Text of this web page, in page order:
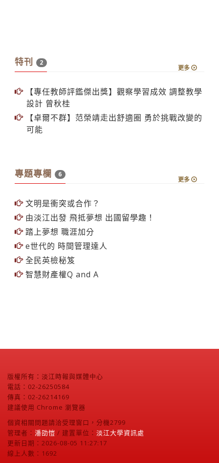
特刊 2
更多
【專任教師評鑑傑出獎】觀察學習成效 調整教學
設計 曾秋桂
【卓爾不群】范榮靖走出舒適圈 勇於挑戰改變的
可能
專題專欄 6
更多
文明是衝突或合作？
由淡江出發 飛抵夢想 出國留學趣！
踏上夢想 職涯加分
e世代的 時間管理達人
全民英檢秘笈
智慧財產權Q and A
版權所有：淡江時報與媒體中心
電話：02-26250584
傳真：02-26214169
建議使用 Chrome 瀏覽器
個資相關問題請洽受理窗口，分機2799
管理者： 潘劭愷 / 建置單位： 淡江大學資訊處
更新日期：2026-08-05 11:27:17
線上人數：1692